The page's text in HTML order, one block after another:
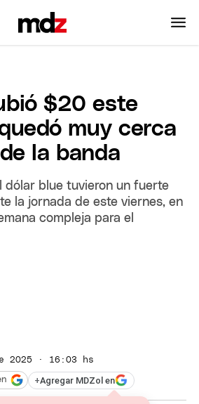
$20 este
muy cerca
la banda
dólar blue tuvieron un fuerte
la jornada de este viernes, en
compleja para el
2025 · 16:03 hs
+Agregar MDZol en